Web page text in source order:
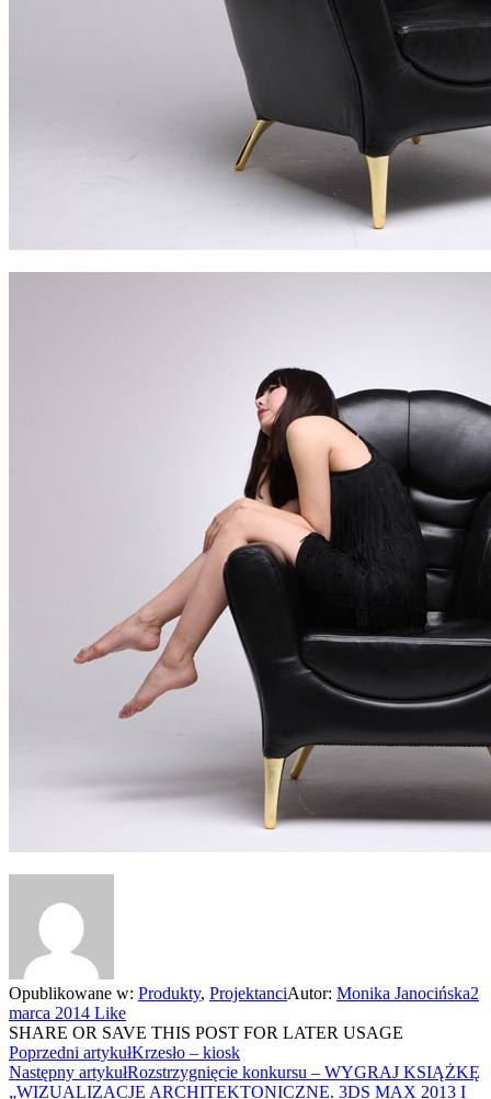
Opublikowane w: Produkty, ProjektanciAutor: Monika Janocińska2
marca 2014 Like
SHARE OR SAVE THIS POST FOR LATER USAGE
Poprzedni artykułKrzesło – kiosk
Następny artykułRozstrzygnięcie konkursu – WYGRAJ KSIĄŻKĘ
„WIZUALIZACJE ARCHITEKTONICZNE. 3DS MAX 2013 I